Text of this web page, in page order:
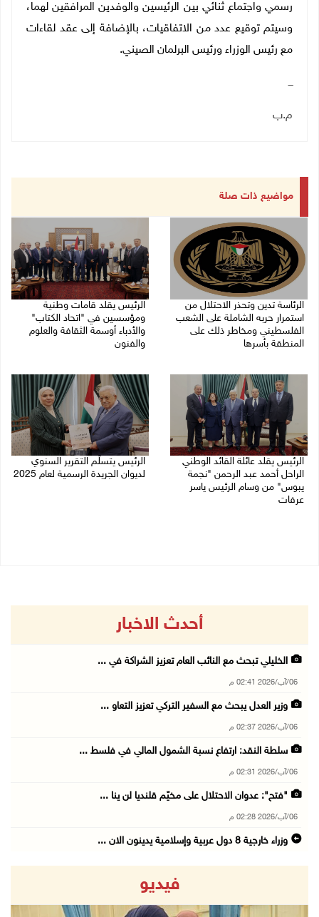
رسمي واجتماع ثنائي بين الرئيسين والوفدين المرافقين لهما،
وسيتم توقيع عدد من الاتفاقيات، بالإضافة إلى عقد لقاءات
مع رئيس الوزراء ورئيس البرلمان الصيني.
ـــ
م.ب
مواضيع ذات صلة
الرئاسة تدين وتحذر الاحتلال من
استمرار حربه الشاملة على الشعب
الفلسطيني ومخاطر ذلك على
المنطقة بأسرها
الرئيس يقلد قامات وطنية
ومؤسسين في "اتحاد الكتاب"
والأدباء أوسمة الثقافة والعلوم
والفنون
الرئيس يقلد عائلة القائد الوطني
الراحل أحمد عبد الرحمن "نجمة
يبوس" من وسام الرئيس ياسر
عرفات
الرئيس يتسلّم التقرير السنوي
لديوان الجريدة الرسمية لعام 2025
أحدث الاخبار
الخليلي تبحث مع النائب العام تعزيز الشراكة في ...
06/آب/2026 02:41 م
وزير العدل يبحث مع السفير التركي تعزيز التعاو ...
06/آب/2026 02:37 م
سلطة النقد: ارتفاع نسبة الشمول المالي في فلسط ...
06/آب/2026 02:31 م
"فتح": عدوان الاحتلال على مخيّم قلنديا لن ينا ...
06/آب/2026 02:28 م
وزراء خارجية 8 دول عربية وإسلامية يدينون الان ...
الاحتلال يسلّم إخطارات بهدم منازل ومنشآت في ج ...
06/آب/2026 02:02 م
فيديو